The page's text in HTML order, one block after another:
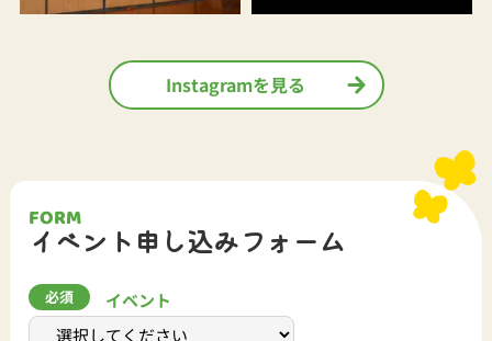
Instagramを見る
FORM
イベント申し込みフォーム
イベント